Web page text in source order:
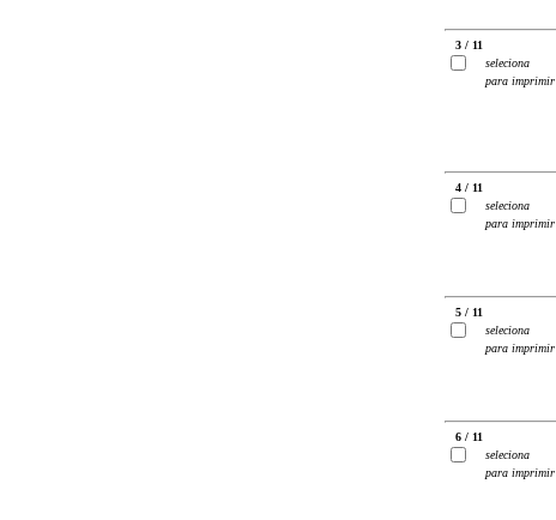
3 / 11
seleciona
para imprimir
4 / 11
seleciona
para imprimir
5 / 11
seleciona
para imprimir
6 / 11
seleciona
para imprimir